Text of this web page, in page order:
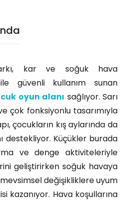
kar ve soğuk hava
güvenli kullanım sunan
oyun alanı sağlıyor. Sarı
çok fonksiyonlu tasarımıyla
çocukların kış aylarında da
destekliyor. Küçükler burada
ve denge aktiviteleriyle
geliştirirken soğuk havaya
değişikliklere uyum
kazanıyor. Hava koşullarına